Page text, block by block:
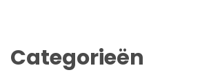
Categorieën